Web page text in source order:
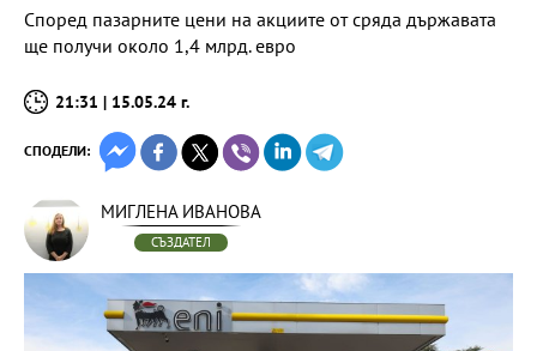
Според пазарните цени на акциите от сряда държавата
ще получи около 1,4 млрд. евро
21:31 | 15.05.24 г.
СПОДЕЛИ:
МИГЛЕНА ИВАНОВА
СЪЗДАТЕЛ